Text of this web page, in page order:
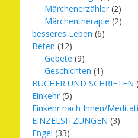
Märchenerzähler (2)
Märchentherapie (2)
besseres Leben (6)
Beten (12)
Gebete (9)
Geschichten (1)
BÜCHER UND SCHRIFTEN
Einkehr (5)
Einkehr nach Innen/
EINZELSITZUNGEN (3)
Engel (33)